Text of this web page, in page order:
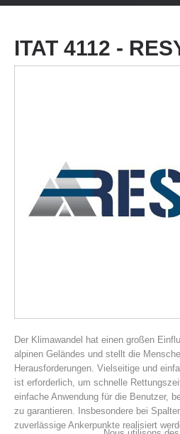
ITAT 4112 -
Der Klimawandel hat einen großen
alpinen Geländes und stellt die
Herausforderungen. Vielseitige und
ist erforderlich, um schnelle
einfache Anwendung für die Benutzer,
zu garantieren. Insbesondere bei
zuverlässige Ankerpunkte realisiert